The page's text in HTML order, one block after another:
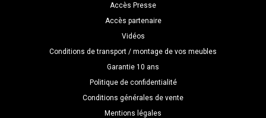
Accès Presse
Accès partenaire
Vidéos
Conditions de transport / montage de vos meubles
Garantie 10 ans
Politique de confidentialité
Conditions générales de vente
Mentions légales